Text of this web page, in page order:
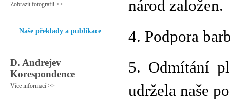
Zobrazit fotografii >>
Naše překlady a publikace
D. Andrejev
Korespondence
Více informací >>
národ založen.
4. Podpora
5. Odmítání
udržela naše